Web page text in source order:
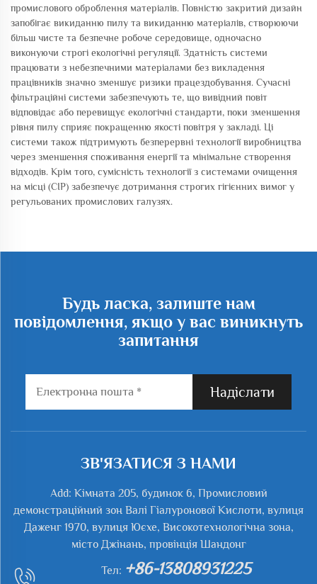
промислового оброблення матеріалів. Повністю закритий дизайн
запобігає викиданню пилу та викиданню матеріалів, створюючи
більш чисте та безпечне робоче середовище, одночасно
виконуючи строгі екологічні регуляції. Здатність системи
працювати з небезпечними матеріалами без викладення
працівників значно зменшує ризики працездобування. Сучасні
фільтраційні системи забезпечують те, що вивідний повіт
відповідає або перевищує екологічні стандарти, поки зменшення
рівня пилу сприяє покращенню якості повітря у закладі. Ці
системи також підтримують безперервні технології виробництва
через зменшення споживання енергії та мінімальне створення
відходів. Крім того, сумісність технології з системами очищення
на місці (CIP) забезпечує дотримання строгих гігієнних вимог у
регульованих промислових галузях.
Будь ласка, залиште нам
повідомлення, якщо у вас виникнуть
запитання
Надіслати
ЗВ'ЯЗАТИСЯ З НАМИ
Add: Кімната 205, будинок 6, Промисловий
демонстраційний зон Валі Гіалуронової Кислоти, вулиця
Даженг 1970, вулиця Юєхе, Високотехнологічна зона,
місто Джінань, провінція Шандонг
Тел: +86-13808931225